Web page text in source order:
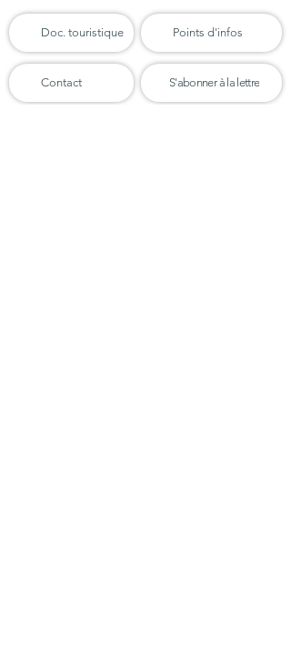
Doc. touristique Points d'infos
Contact S'abonner à la lettre